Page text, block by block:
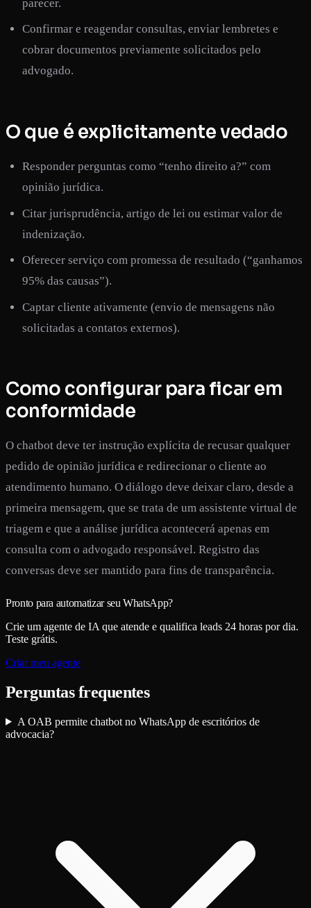
parecer.
Confirmar e reagendar consultas, enviar lembretes e
cobrar documentos previamente solicitados pelo
advogado.
O que é explicitamente vedado
Responder perguntas como “tenho direito a?” com
opinião jurídica.
Citar jurisprudência, artigo de lei ou estimar valor de
indenização.
Oferecer serviço com promessa de resultado (“ganhamos
95% das causas”).
Captar cliente ativamente (envio de mensagens não
solicitadas a contatos externos).
Como configurar para ficar em
conformidade
O chatbot deve ter instrução explícita de recusar qualquer
pedido de opinião jurídica e redirecionar o cliente ao
atendimento humano. O diálogo deve deixar claro, desde a
primeira mensagem, que se trata de um assistente virtual de
triagem e que a análise jurídica acontecerá apenas em
consulta com o advogado responsável. Registro das
conversas deve ser mantido para fins de transparência.
Pronto para automatizar seu WhatsApp?
Crie um agente de IA que atende e qualifica leads 24 horas por dia.
Teste grátis.
Criar meu agente
Perguntas frequentes
A OAB permite chatbot no WhatsApp de escritórios de
advocacia?